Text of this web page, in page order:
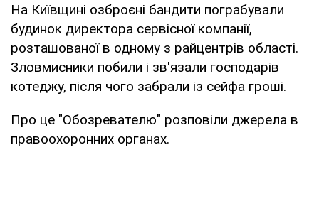
На Київщині озброєні бандити пограбували
будинок директора сервісної компанії,
розташованої в одному з райцентрів області.
Зловмисники побили і зв'язали господарів
котеджу, після чого забрали із сейфа гроші.
Про це "Обозревателю" розповіли джерела в
правоохоронних органах.